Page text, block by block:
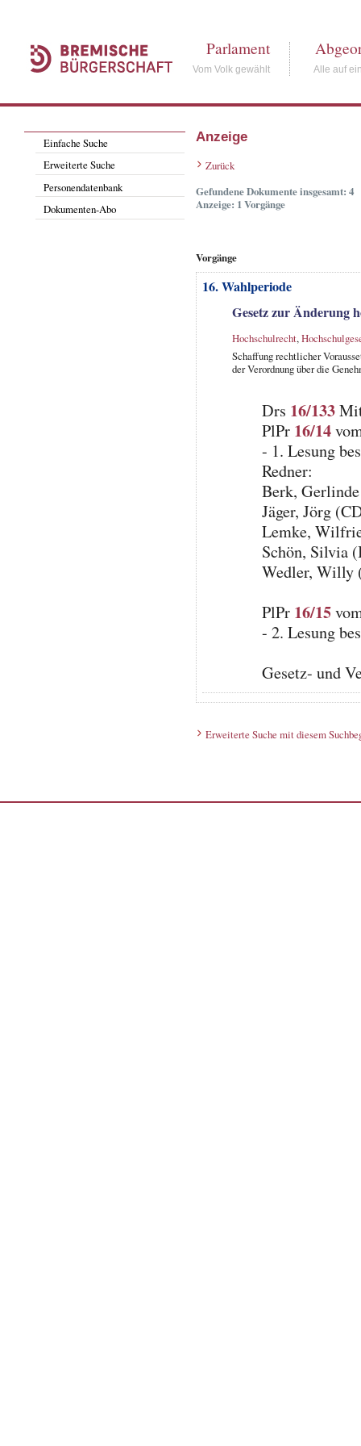
Parlament
Vom Volk gewählt Alle auf
Einfache Suche
Erweiterte Suche
Personendatenbank
Dokumenten-Abo
Anzeige
Zurück
Gefundene Dokumente insgesamt: 4
Anzeige: 1 Vorgänge
Vorgänge
16. Wahlperiode
Gesetz zur Änderung
Hochschulrecht,
Schaffung rechtlicher
der Verordnung über die
Drs 16/133
PlPr 16/14
- 1. Lesung
Redner:
Berk,
Jäger, Jörg
Lemke,
Schön, Silvia
Wedler, Willy
PlPr 16/15
- 2. Lesung
Gesetz- und
Erweiterte Suche mit diesem